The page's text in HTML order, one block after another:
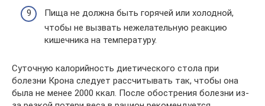
Пища не должна быть горячей или холодной,
чтобы не вызвать нежелательную реакцию
кишечника на температуру.
Суточную калорийность диетического стола при
болезни Крона следует рассчитывать так, чтобы она
была не менее 2000 ккал. После обострения болезни из-